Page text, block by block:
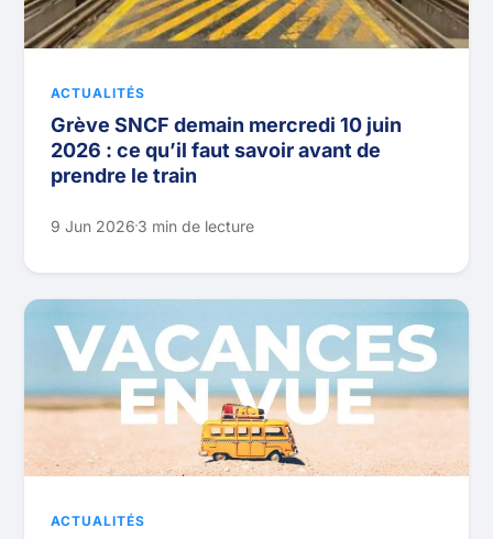
ACTUALITÉS
Grève SNCF demain mercredi 10 juin
2026 : ce qu’il faut savoir avant de
prendre le train
9 Jun 20263 min de lecture
ACTUALITÉS